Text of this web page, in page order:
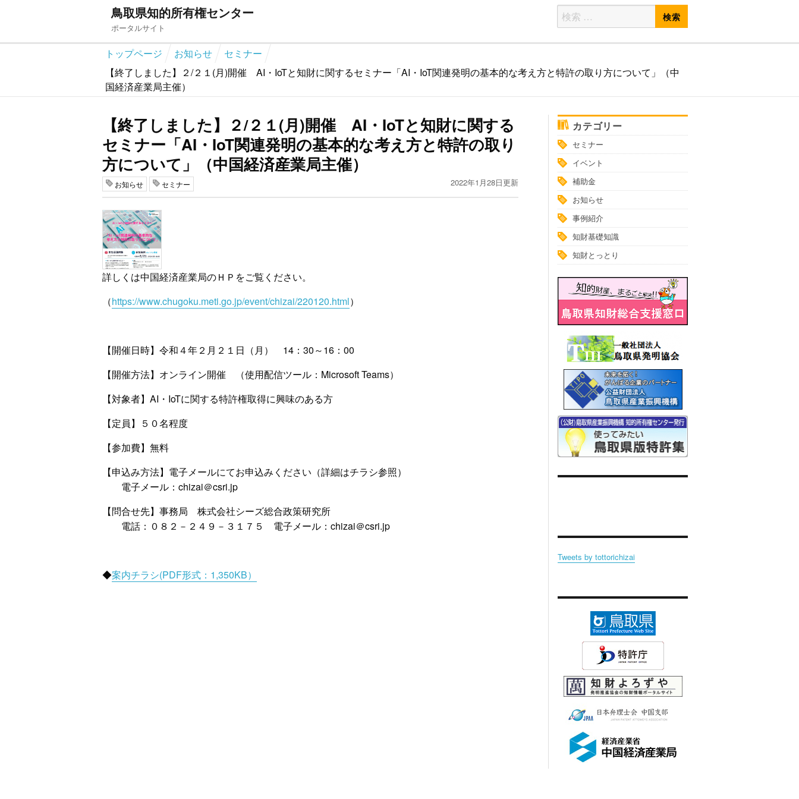
鳥取県知的所有権センター
ポータルサイト
検
索
対
トップページ お知らせ
セミナー
【終了しました】２/２１(月)開催 AI・IoTと知財に関するセミナー「AI・IoT関連発明の基本的な考え方と特許の取り方について」（中
国経済産業局主催）
【終了しました】２/２１(月)開催 AI・IoTと知財に関する
セミナー「AI・IoT関連発明の基本的な考え方と特許の取り
方について」（中国経済産業局主催）
お知らせ セミナー 2022年1月28日更新
詳しくは中国経済産業局のＨＰをご覧ください。
（https://www.chugoku.meti.go.jp/event/chizai/220120.html）
【開催日時】令和４年２月２１日（月） 14：30～16：00
【開催方法】オンライン開催 （使用配信ツール：Microsoft Teams）
【対象者】AI・IoTに関する特許権取得に興味のある方
【定員】５０名程度
【参加費】無料
【申込み方法】電子メールにてお申込みください（詳細はチラシ参照）
電子メール：chizai＠csri.jp
【問合せ先】事務局 株式会社シーズ総合政策研究所
電話：０８２－２４９－３１７５ 電子メール：chizai＠csri.jp
◆案内チラシ(PDF形式：1,350KB）
カテゴリー
セミナー
イベント
補助金
お知らせ
事例紹介
知財基礎知識
知財とっとり
Tweets by tottorichizai